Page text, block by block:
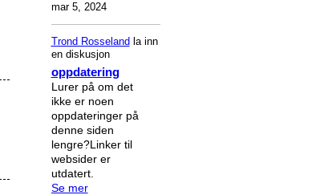
mar 5, 2024
Trond Rosseland la inn
en diskusjon
oppdatering
Lurer på om det
ikke er noen
oppdateringer på
denne siden
lengre?Linker til
websider er
utdatert.
Se mer